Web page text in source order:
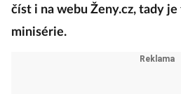
číst i na webu Ženy.cz, tady
minisérie.